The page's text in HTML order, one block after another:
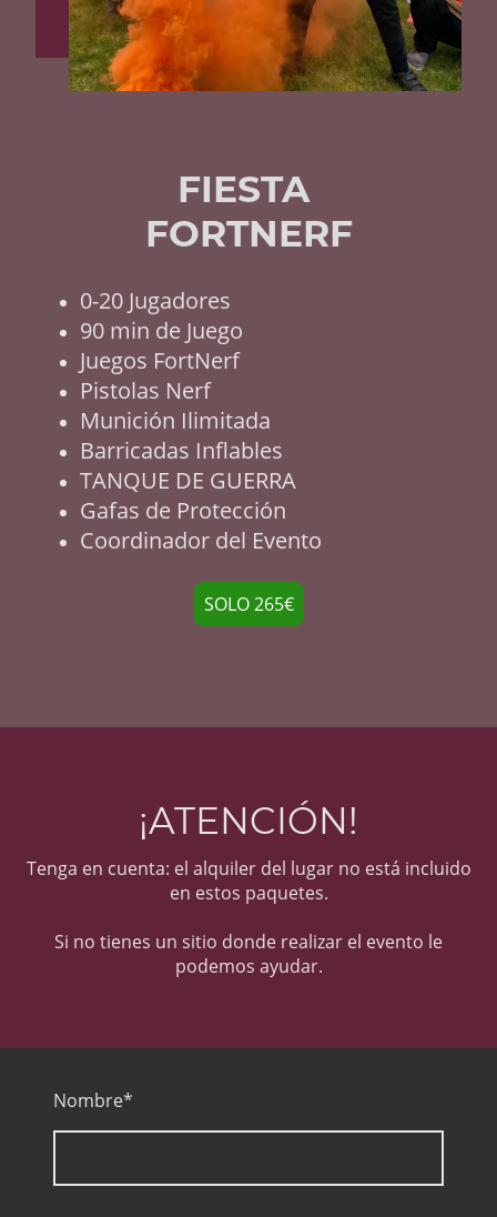
FIESTA
FORTNERF
0-20 Jugadores
90 min de Juego
Juegos FortNerf
Pistolas Nerf
Munición Ilimitada
Barricadas Inflables
TANQUE DE GUERRA
Gafas de Protección
Coordinador del Evento
SOLO 265€
¡ATENCIÓN!
Tenga en cuenta: el alquiler del lugar no está incluido
en estos paquetes.
Si no tienes un sitio donde realizar el evento le
podemos ayudar.
Nombre*